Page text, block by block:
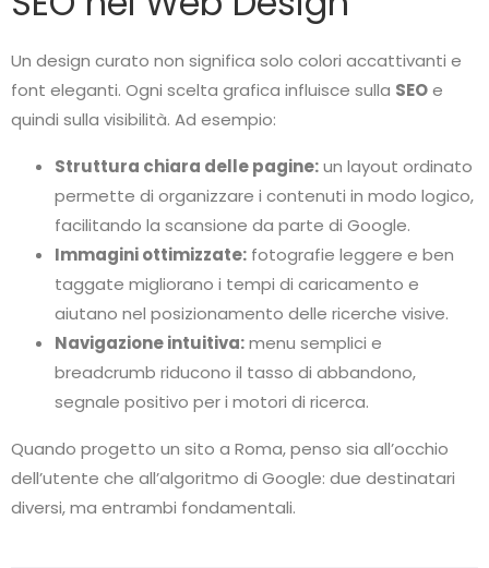
Un design curato non significa solo colori accattivanti e
font eleganti. Ogni scelta grafica influisce sulla SEOe
quindi sulla visibilità. Ad esempio:
Struttura chiara delle pagine:un layout ordinato
permette di organizzare i contenuti in modo logico,
facilitando la scansione da parte di Google.
Immagini ottimizzate: fotografie leggere e ben
taggate migliorano i tempi di caricamento e
aiutano nel posizionamento delle ricerche visive.
Navigazione intuitiva:menu semplici e
breadcrumb riducono il tasso di abbandono,
segnale positivo per i motori di ricerca.
Quando progetto un sito a Roma, penso sia all’occhio
dell’utente che all’algoritmo di Google: due destinatari
diversi, ma entrambi fondamentali.